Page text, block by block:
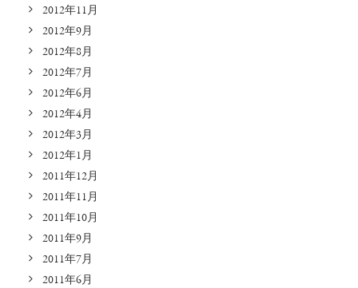
2012年11月
2012年9月
2012年8月
2012年7月
2012年6月
2012年4月
2012年3月
2012年1月
2011年12月
2011年11月
2011年10月
2011年9月
2011年7月
2011年6月